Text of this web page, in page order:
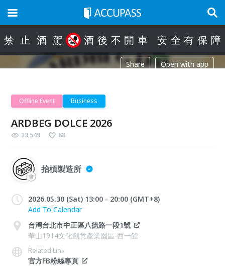
禁 止 酒 駕 酒 後 不 開 車 安 全 有 保 障
Share Open with app
Offline Event Business
ARDBEG DOLCE 2026
33,549 88
抬槓製造所
2026.05.30 (Sat) 13:00 - 20:00 (GMT+8)
Add To Calendar
台灣台北市中正區八德路一段1號
華山1914文化創意產業園區-西一館
Related Link
官方FB粉絲專頁